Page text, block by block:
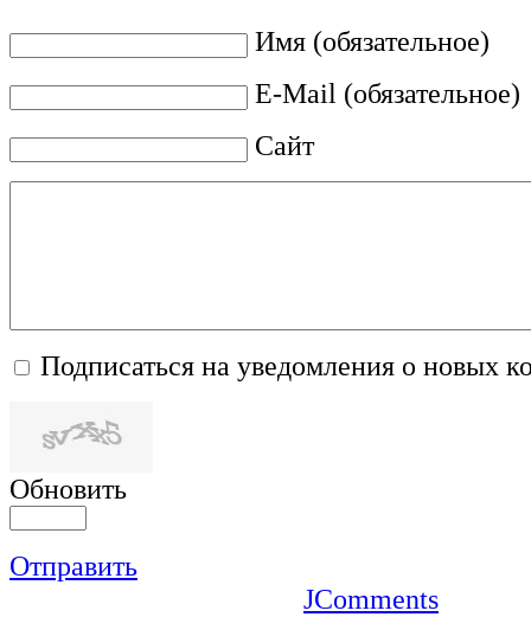
Имя (обязательное)
E-Mail (обязательное)
Сайт
Подписаться на уведомления о новых
Обновить
Отправить
JComments